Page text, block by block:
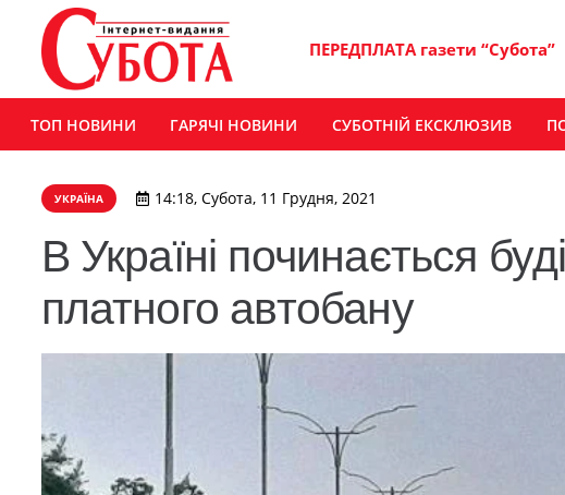
ПЕРЕДПЛАТА газети “Субота”
ТОП НОВИНИ ГАРЯЧІ НОВИНИ СУБОТНІЙ ЕКСКЛЮЗИВ
УКРАЇНА 14:18, Субота, 11 Грудня, 2021
В Україні починається
платного автобану